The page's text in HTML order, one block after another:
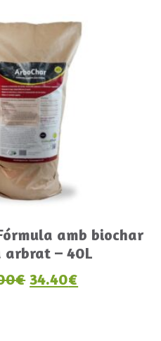
amb biochar
arbrat – 40L
€ El preu original
34.40€ El preu